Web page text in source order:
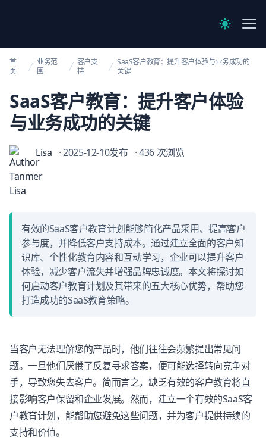
Switch
首
页
业务范
围
客户支
持
SaaS客户教育：提升客户体验与业务成功的
关键
SaaS客户教育：提升客户体验
与业务成功的关键
Lisa · 2025-12-10发布 · 436 次浏览
有效的SaaS客户教育计划能够简化产品采用、提高客户
参与度，并降低客户支持成本。通过建立全面的客户知
识库、个性化教育内容和互动学习，企业可以提升客户
体验，减少客户流失并增强品牌忠诚度。本文将探讨如
何启动客户教育计划及其带来的五大核心优势，帮助您
打造成功的SaaS教育策略。
当客户无法理解您的产品时，他们往往会频繁提出常见问
题。一旦他们厌倦了反复寻求答案，便可能选择转向竞争对
手，导致您失去客户。简而言之，缺乏有效的客户教育将直
接影响客户保留和企业发展。然而，建立一个有效的SaaS客
户教育计划，能帮助您避免这些问题，并为客户提供持续的
支持和价值。